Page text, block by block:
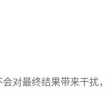
对最终结果带来干扰，